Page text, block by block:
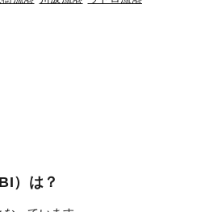
）は？